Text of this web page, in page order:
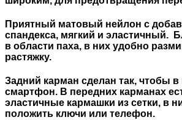
Приятный матовый нейлон с
спандекса, мягкий и эластичный.
в области паха, в них удобно
растяжку.
Задний карман сделан так, чтобы
смартфон. В передних карманах
эластичные кармашки из сетки, в
положить ключи или телефон.